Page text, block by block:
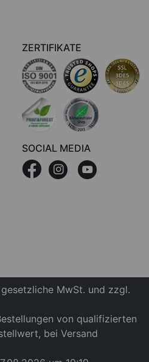
ZERTIFIKATE
SOCIAL MEDIA
MwSt. und zzgl.
von qualifizierten
bei Versand